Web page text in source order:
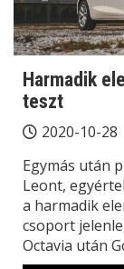
Harmadik
teszt
2020-10-28
Egymás után
Leont,
a harmadik
csoport
Octavia után